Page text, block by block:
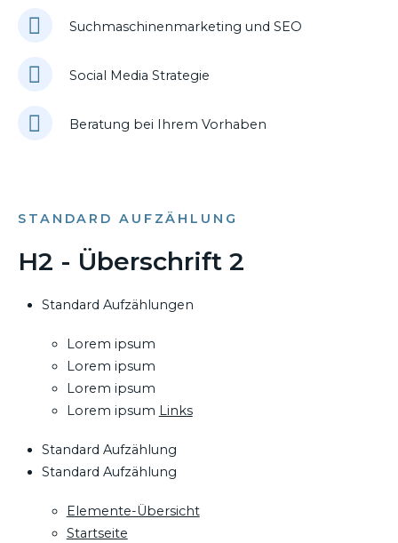
Suchmaschinenmarketing und SEO
Social Media Strategie
Beratung bei Ihrem Vorhaben
STANDARD AUFZÄHLUNG
H2 - Überschrift 2
Standard Aufzählungen
Lorem ipsum
Lorem ipsum
Lorem ipsum
Lorem ipsum Links
Standard Aufzählung
Standard Aufzählung
Elemente-Übersicht
Startseite